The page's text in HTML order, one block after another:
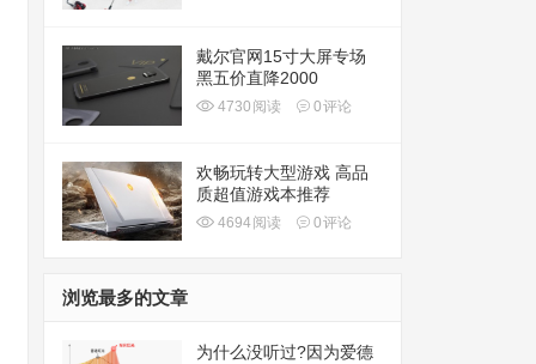
戴尔官网15寸大屏专场
黑五价直降2000
4730 阅读 0评论
欢畅玩转大型游戏 高品
质超值游戏本推荐
4694 阅读 0评论
浏览最多的文章
为什么没听过?因为爱德